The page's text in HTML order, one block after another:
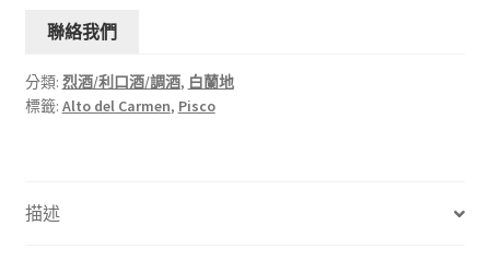
聯絡我們
分類: 烈酒/利口酒/調酒, 白蘭地
標籤: Alto del Carmen, Pisco
描述